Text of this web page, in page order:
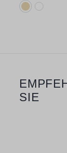
Verfügbare
Produktgalerie
SIE